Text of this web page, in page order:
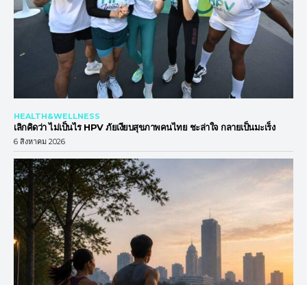
HEALTH&WELLNESS
เลิกคิดว่า ไม่เป็นไร HPV ภัยเงียบสุขภาพคนไทย ชะล่าใจ กลายเป็นมะเร็ง
6 สิงหาคม 2026